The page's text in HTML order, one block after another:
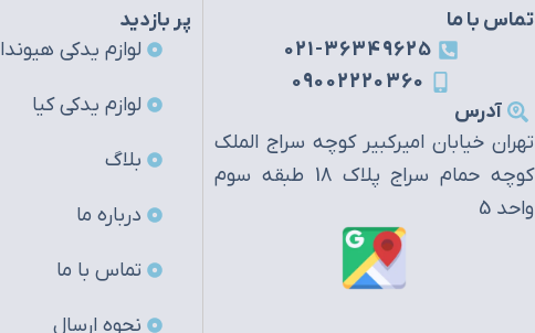
تماس با ما
021-36349625
09002220360
آدرس
تهران خیابان امیرکبیر کوچه سراج الملک
کوچه حمام سراج پلاک 18 طبقه سوم
واحد 5
پر بازدید
لوازم یدکی هیوندا
لوازم یدکی کیا
بلاگ
درباره ما
تماس با ما
نحوه ارسال